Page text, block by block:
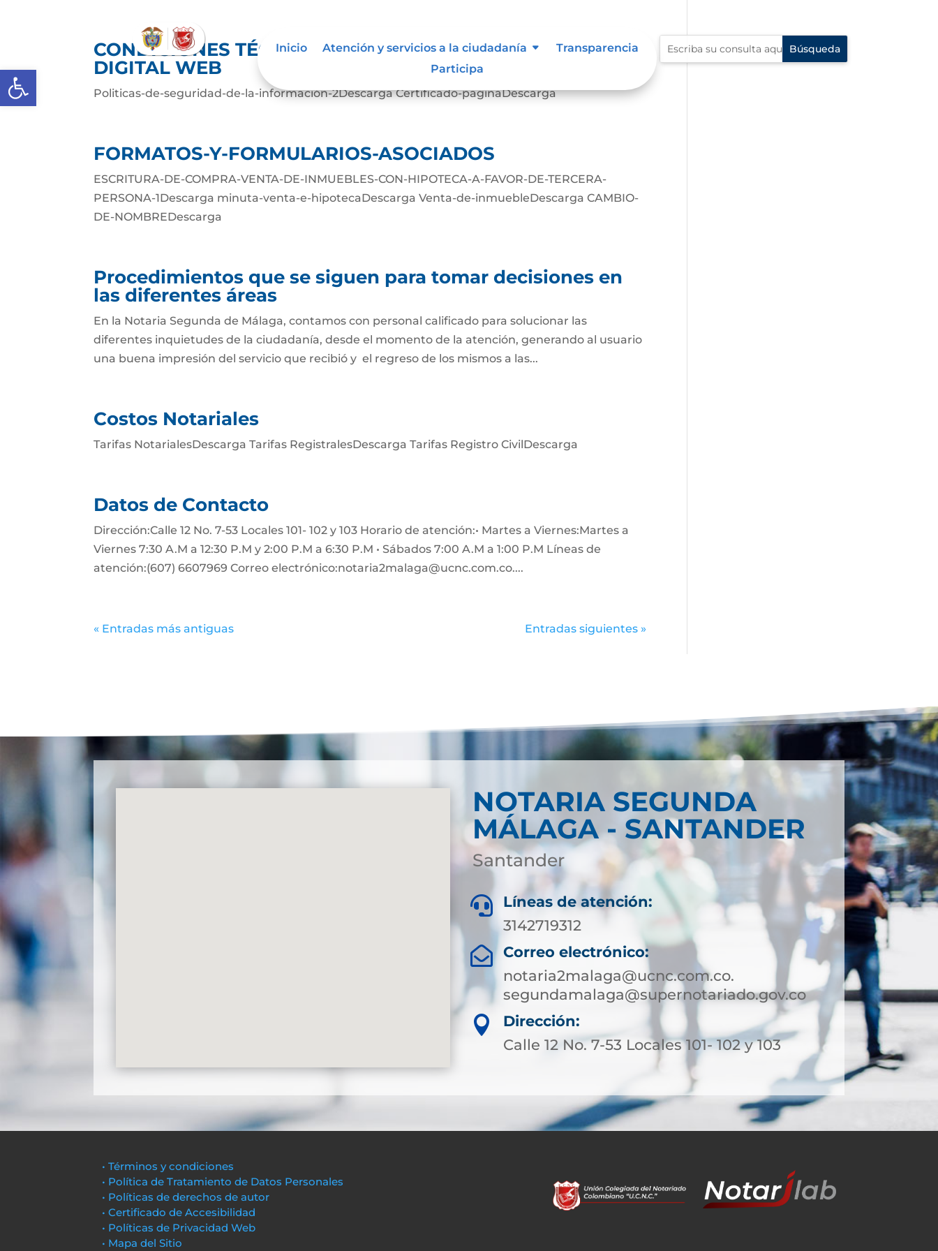
Abrir barra de herramientas
Inicio Atención y servicios a la ciudadanía
Transparencia
Participa
CONDICIONES TÉCNICAS MÍNIMAS Y DE SEGURIDAD
DIGITAL WEB
Politicas-de-seguridad-de-la-información-2Descarga Certificado-paginaDescarga
FORMATOS-Y-FORMULARIOS-ASOCIADOS
ESCRITURA-DE-COMPRA-VENTA-DE-INMUEBLES-CON-HIPOTECA-A-FAVOR-DE-TERCERA-
PERSONA-1Descarga minuta-venta-e-hipotecaDescarga Venta-de-inmuebleDescarga CAMBIO-
DE-NOMBREDescarga
Procedimientos que se siguen para tomar decisiones en
las diferentes áreas
En la Notaria Segunda de Málaga, contamos con personal calificado para solucionar las
diferentes inquietudes de la ciudadanía, desde el momento de la atención, generando al usuario
una buena impresión del servicio que recibió y el regreso de los mismos a las...
Costos Notariales
Tarifas NotarialesDescarga Tarifas RegistralesDescarga Tarifas Registro CivilDescarga
Datos de Contacto
Dirección:Calle 12 No. 7-53 Locales 101- 102 y 103 Horario de atención:• Martes a Viernes:Martes a
Viernes 7:30 A.M a 12:30 P.M y 2:00 P.M a 6:30 P.M • Sábados 7:00 A.M a 1:00 P.M Líneas de
atención:(607) 6607969 Correo electrónico:notaria2malaga@ucnc.com.co....
« Entradas más antiguas Entradas siguientes »
NOTARIA SEGUNDA
MÁLAGA - SANTANDER
Santander

Líneas de atención:
3142719312

Correo electrónico:
notaria2malaga@ucnc.com.co.
segundamalaga@supernotariado.gov.co

Dirección:
Calle 12 No. 7-53 Locales 101- 102 y 103
• Términos y condiciones
• Política de Tratamiento de Datos Personales
• Políticas de derechos de autor
• Certificado de Accesibilidad
• Políticas de Privacidad Web
• Mapa del Sitio